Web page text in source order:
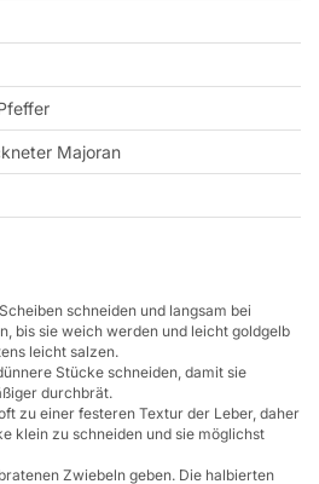
Majoran
schneiden und langsam bei
bis sie weich werden und leicht goldgelb
leicht salzen.
Stücke schneiden, damit sie
durchbrät.
zu einer festeren Textur der Leber, daher
klein zu schneiden und sie möglichst
Zwiebeln geben. Die halbierten